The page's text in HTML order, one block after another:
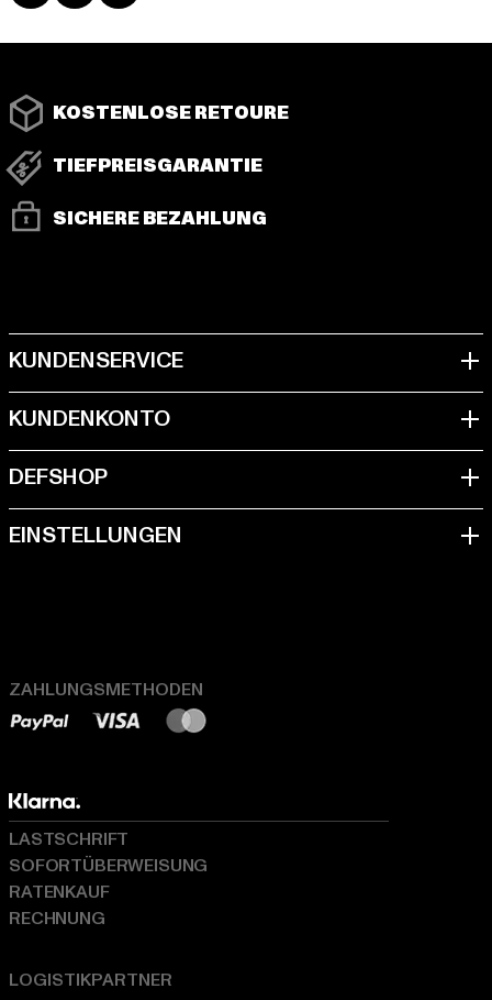
KOSTENLOSE RETOURE
TIEFPREISGARANTIE
SICHERE BEZAHLUNG
ZAHLUNGSMETHODEN
LOGISTIKPARTNER
LASTSCHRIFT
SOFORTÜBERWEISUNG
RATENKAUF
RECHNUNG